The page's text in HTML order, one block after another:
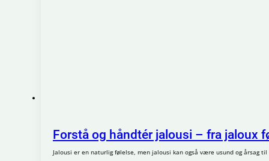
Forstå og håndtér jalousi – fra jaloux
Jalousi er en naturlig følelse, men jalousi kan også være usund og årsag